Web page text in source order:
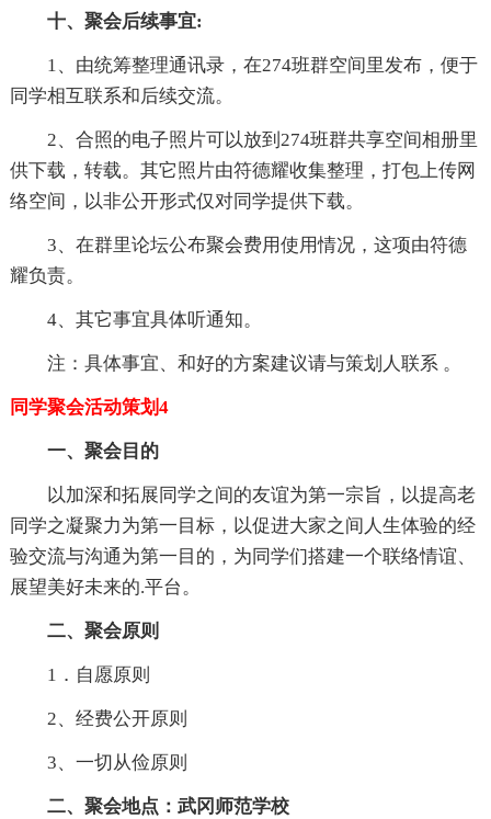
十、聚会后续事宜:
1、由统筹整理通讯录，在274班群空间里发布，便于
同学相互联系和后续交流。
2、合照的电子照片可以放到274班群共享空间相册里
供下载，转载。其它照片由符德耀收集整理，打包上传网
络空间，以非公开形式仅对同学提供下载。
3、在群里论坛公布聚会费用使用情况，这项由符德
耀负责。
4、其它事宜具体听通知。
注：具体事宜、和好的方案建议请与策划人联系 。
同学聚会活动策划4
一、聚会目的
以加深和拓展同学之间的友谊为第一宗旨，以提高老
同学之凝聚力为第一目标，以促进大家之间人生体验的经
验交流与沟通为第一目的，为同学们搭建一个联络情谊、
展望美好未来的.平台。
二、聚会原则
1．自愿原则
2、经费公开原则
3、一切从俭原则
二、聚会地点：武冈师范学校